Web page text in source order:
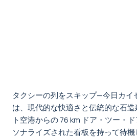
タクシーの列をスキップ—今日カイ
は、現代的な快適さと伝統的な石
ト空港からの 76 km ドア・ツー・
ソナライズされた看板を持って待